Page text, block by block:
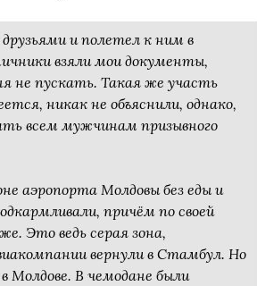
друзьями и полетел к ним в
взяли мои документы,
не пускать. Такая же участь
никак не объяснили, однако,
всем мужчинам призывного
аэропорта Молдовы без еды и
причём по своей
Это ведь серая зона,
вернули в Стамбул. Но
Молдове. В чемодане были